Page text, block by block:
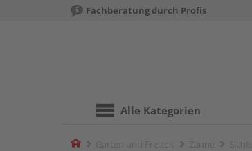
Fachberatung durch Profis
Alle Kategorien
Home